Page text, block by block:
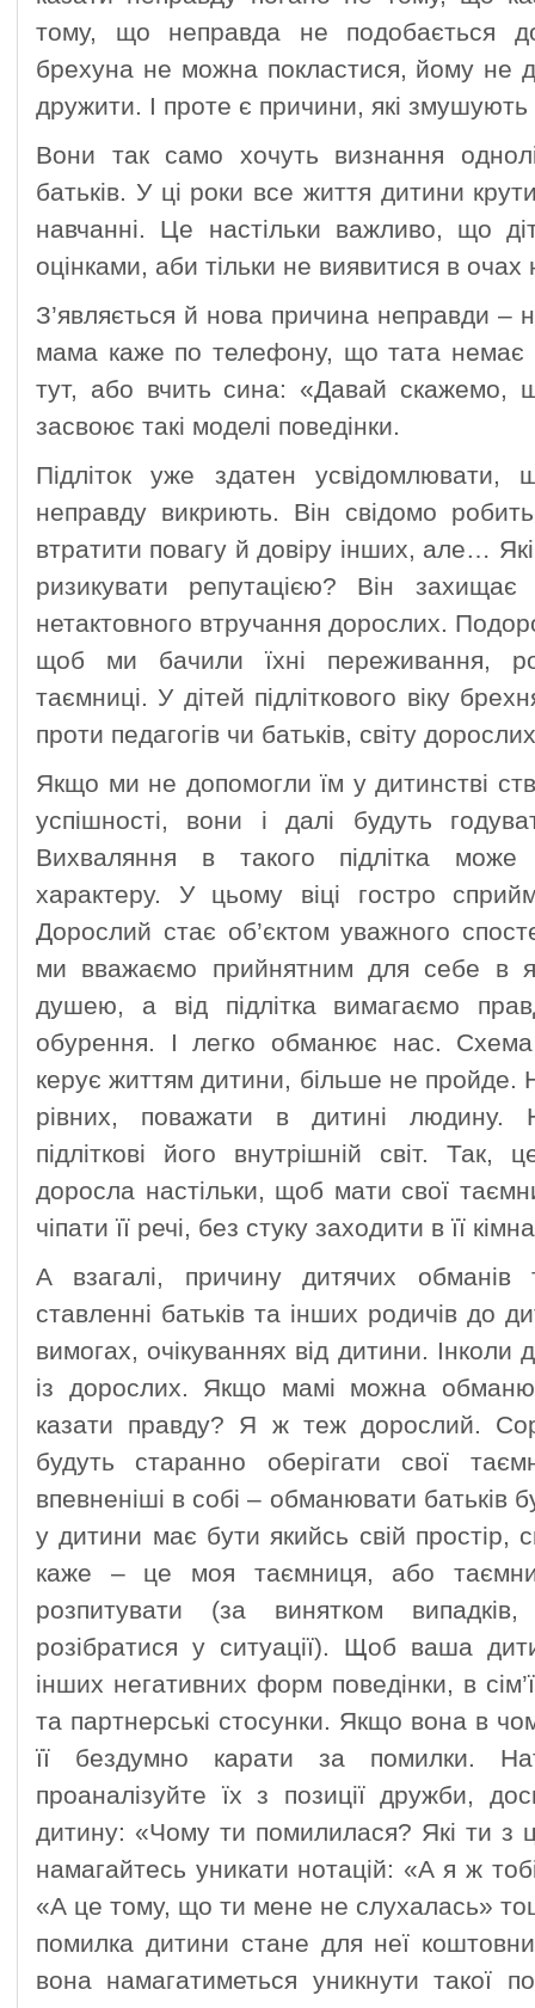
тому, що неправда не подобається
брехуна не можна покластися, йому не
дружити. І проте є причини, які
Вони так само хочуть визнання
батьків. У ці роки все життя дитини
навчанні. Це настільки важливо, що
оцінками, аби тільки не виявитися в
З’являється й нова причина неправди –
мама каже по телефону, що тата немає
тут, або вчить сина: «Давай
засвоює такі моделі поведінки.
Підліток уже здатен
неправду викриють. Він свідомо
втратити повагу й довіру інших, але…
ризикувати репутацією? Він захищає
нетактовного втручання дорослих.
щоб ми бачили їхні переживання,
таємниці. У дітей підліткового віку
проти педагогів чи батьків, світу
Якщо ми не допомогли їм у дитинстві
успішності, вони і далі будуть
Вихваляння в такого підлітка
характеру. У цьому віці гостро
Дорослий стає об’єктом уважного
ми вважаємо прийнятним для себе в
душею, а від підлітка вимагаємо
обурення. І легко обманює нас.
керує життям дитини, більше не пройде.
рівних, поважати в дитині людину.
підліткові його внутрішній світ.
доросла настільки, щоб мати свої
чіпати її речі, без стуку заходити в її
А взагалі, причину дитячих
ставленні батьків та інших родичів до
вимогах, очікуваннях від дитини. Інколи
із дорослих. Якщо мамі можна
казати правду? Я ж теж дорослий.
будуть старанно оберігати свої
впевненіші в собі – обманювати
у дитини має бути якийсь свій простір,
каже – це моя таємниця, або
розпитувати (за винятком
розібратися у ситуації). Щоб ваша
інших негативних форм поведінки, в
та партнерські стосунки. Якщо вона в
її бездумно карати за помилки.
проаналізуйте їх з позиції дружби,
дитину: «Чому ти помилилася? Які ти з
намагайтесь уникати нотацій: «А я ж
«А це тому, що ти мене не слухалась»
помилка дитини стане для неї
вона намагатиметься уникнути такої